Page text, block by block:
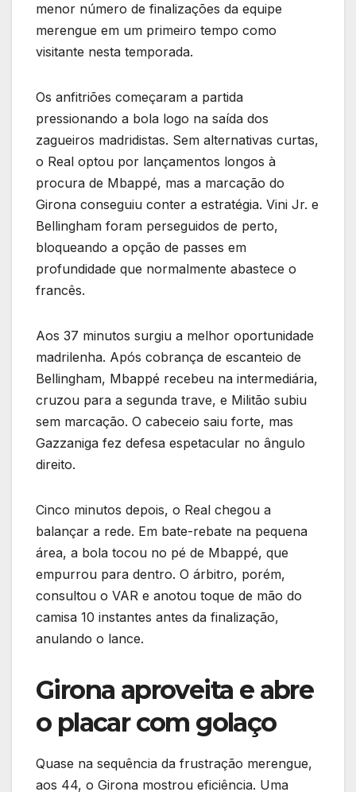
menor número de finalizações da equipe
merengue em um primeiro tempo como
visitante nesta temporada.
Os anfitriões começaram a partida
pressionando a bola logo na saída dos
zagueiros madridistas. Sem alternativas curtas,
o Real optou por lançamentos longos à
procura de Mbappé, mas a marcação do
Girona conseguiu conter a estratégia. Vini Jr. e
Bellingham foram perseguidos de perto,
bloqueando a opção de passes em
profundidade que normalmente abastece o
francês.
Aos 37 minutos surgiu a melhor oportunidade
madrilenha. Após cobrança de escanteio de
Bellingham, Mbappé recebeu na intermediária,
cruzou para a segunda trave, e Militão subiu
sem marcação. O cabeceio saiu forte, mas
Gazzaniga fez defesa espetacular no ângulo
direito.
Cinco minutos depois, o Real chegou a
balançar a rede. Em bate-rebate na pequena
área, a bola tocou no pé de Mbappé, que
empurrou para dentro. O árbitro, porém,
consultou o VAR e anotou toque de mão do
camisa 10 instantes antes da finalização,
anulando o lance.
Girona aproveita e abre
o placar com golaço
Quase na sequência da frustração merengue,
aos 44, o Girona mostrou eficiência. Uma